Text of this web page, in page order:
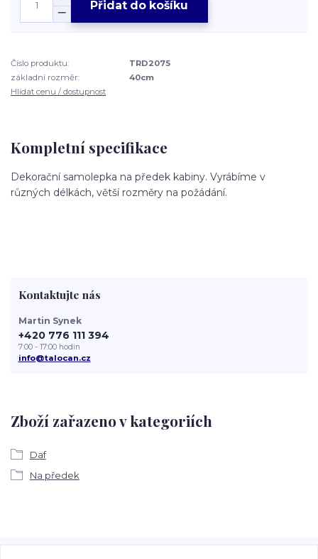
Přidat do košíku
Číslo produktu:
TRD2075
základní rozměr:
40cm
Hlídat cenu / dostupnost
Kompletní specifikace
Dekorační samolepka na předek kabiny. Vyrábíme v
různých délkách, větší rozměry na požádání.
Zboží zařazeno v kategoriích
Daf
Na předek
Kontaktujte nás
Martin Synek
+420 776 111 394
7:00 - 17:00 hodin
info@talocan.cz